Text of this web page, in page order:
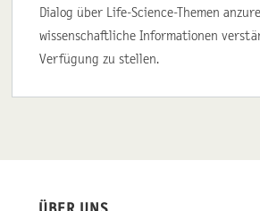
Dialog über Life-Science-Themen
wissenschaftliche Informationen
Verfügung zu stellen.